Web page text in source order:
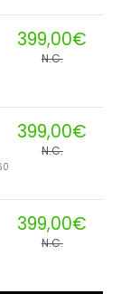
399,00€
N.C.
399,00€
N.C.
399,00€
N.C.